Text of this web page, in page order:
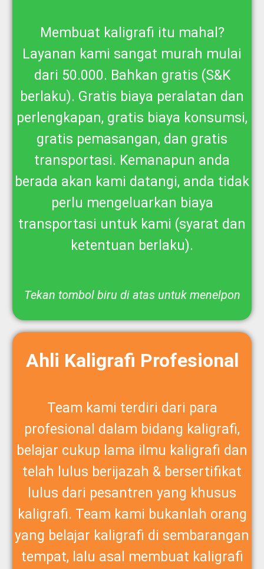
Membuat kaligrafi itu mahal?
Layanan kami sangat murah mulai
dari 50.000. Bahkan gratis (S&K
berlaku). Gratis biaya peralatan dan
perlengkapan, gratis biaya konsumsi,
gratis pemasangan, dan gratis
transportasi. Kemanapun anda
berada akan kami datangi, anda tidak
perlu mengeluarkan biaya
transportasi untuk kami (syarat dan
ketentuan berlaku).
Tekan tombol biru di atas untuk menelpon
Ahli Kaligrafi Profesional
Team kami terdiri dari para
profesional dalam bidang kaligrafi,
belajar cukup lama ilmu kaligrafi dan
telah lulus berijazah & bersertifikat
lulus dari pesantren yang khusus
kaligrafi. Team kami bukanlah orang
yang belajar kaligrafi di sembarangan
tempat, lalu asal membuat kaligrafi